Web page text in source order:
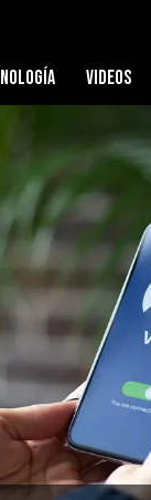
VIDEOS